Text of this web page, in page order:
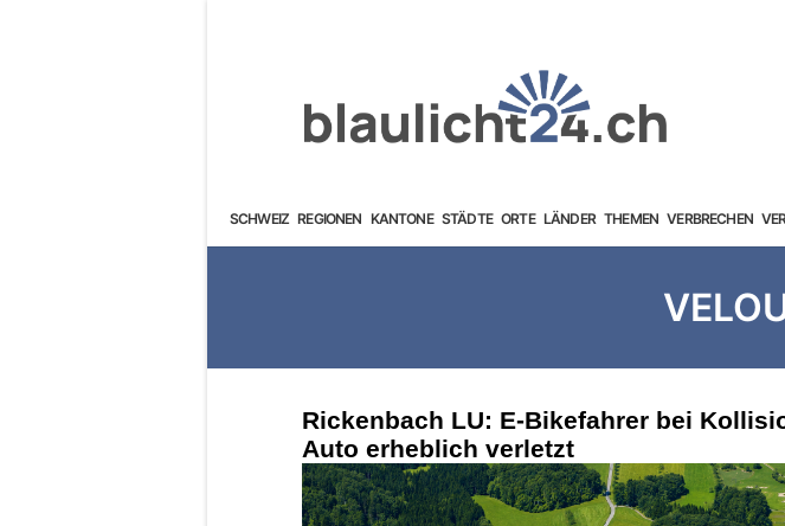
SCHWEIZ REGIONEN KANTONE STÄDTE ORTE LÄNDER THEMEN VERBRECHEN
Rickenbach LU: E-Bikefahrer bei
Auto erheblich verletzt